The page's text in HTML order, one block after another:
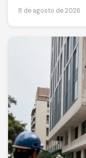
8 de agosto de 2026